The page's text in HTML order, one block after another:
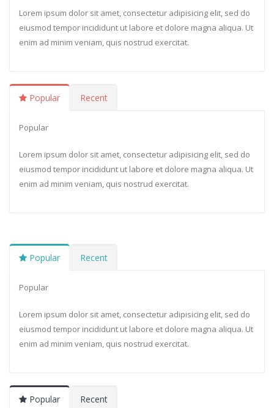
Lorem ipsum dolor sit amet, consectetur adipisicing elit, sed do
eiusmod tempor incididunt ut labore et dolore magna aliqua. Ut
enim ad minim veniam, quis nostrud exercitat.
Popular Recent
Popular
Lorem ipsum dolor sit amet, consectetur adipisicing elit, sed do
eiusmod tempor incididunt ut labore et dolore magna aliqua. Ut
enim ad minim veniam, quis nostrud exercitat.
Popular Recent
Popular
Lorem ipsum dolor sit amet, consectetur adipisicing elit, sed do
eiusmod tempor incididunt ut labore et dolore magna aliqua. Ut
enim ad minim veniam, quis nostrud exercitat.
Popular Recent